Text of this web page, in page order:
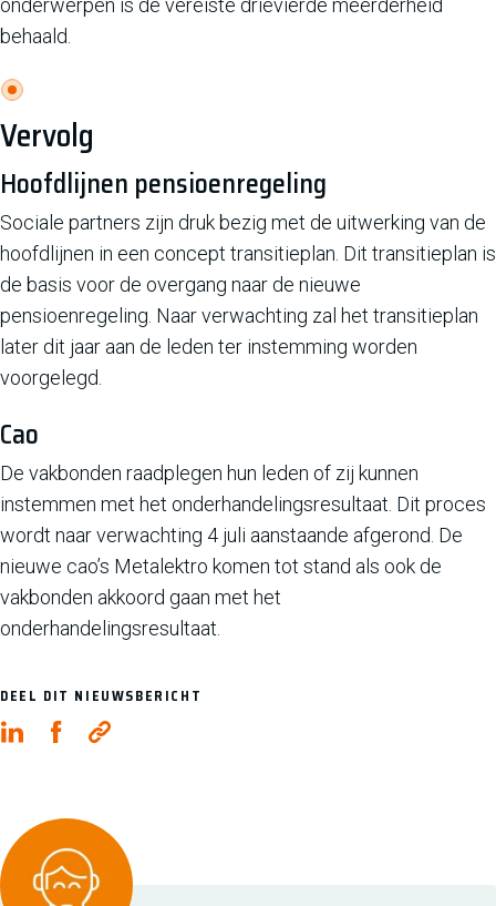
onderwerpen is de vereiste drievierde meerderheid
behaald.
Vervolg
Hoofdlijnen pensioenregeling
Sociale partners zijn druk bezig met de uitwerking van de
hoofdlijnen in een concept transitieplan. Dit transitieplan is
de basis voor de overgang naar de nieuwe
pensioenregeling. Naar verwachting zal het transitieplan
later dit jaar aan de leden ter instemming worden
voorgelegd.
Cao
De vakbonden raadplegen hun leden of zij kunnen
instemmen met het onderhandelingsresultaat. Dit proces
wordt naar verwachting 4 juli aanstaande afgerond. De
nieuwe cao’s Metalektro komen tot stand als ook de
vakbonden akkoord gaan met het
onderhandelingsresultaat.
DEEL DIT NIEUWSBERICHT